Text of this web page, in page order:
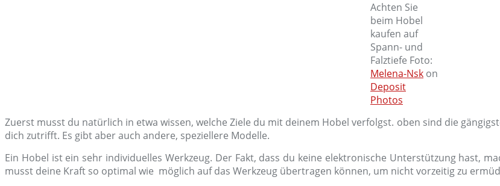
Achten Sie
beim Hobel
kaufen auf
Spann- und
Falztiefe Foto:
Melena-Nsk on
Deposit
Photos
Zuerst musst du natürlich in etwa wissen, welche Ziele du mit deinem Hobel verfolgst. oben sind die
dich zutrifft. Es gibt aber auch andere, speziellere Modelle.
Ein Hobel ist ein sehr individuelles Werkzeug. Der Fakt, dass du keine elektronische Unterstützung hast,
musst deine Kraft so optimal wie möglich auf das Werkzeug übertragen können, um nicht vorzeitig zu